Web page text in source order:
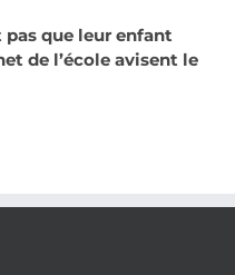
pas que leur enfant
de l’école avisent le